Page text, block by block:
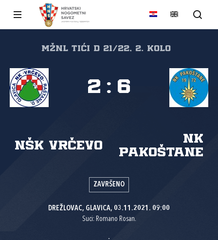
MŽNL TIĆI D 21/22, 2. kolo
NŠK Vrčevo
NK
Pakoštane
2 : 6
ZAVRŠENO
DREŽLOVAC, GLAVICA, 03.11.2021. 09:00
Suci: Romano Rosan.